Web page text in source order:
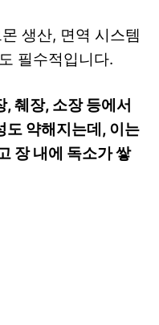
생산, 면역 시스템
필수적입니다.
췌장, 소장 등에서
도 약해지는데, 이는
장 내에 독소가 쌓